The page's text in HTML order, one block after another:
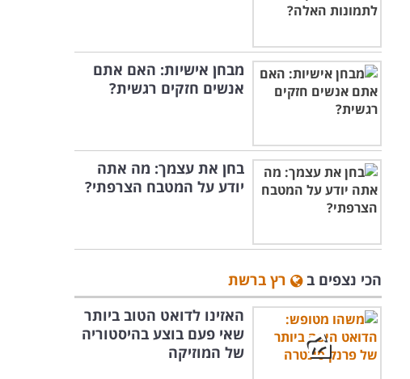
מבחן אישיות: האם אתם
אנשים חזקים רגשית?
בחן את עצמך: מה אתה
יודע על המטבח הצרפתי?
הכי נצפים ב
רץ ברשת
האזינו לדואט הטוב ביותר
שאי פעם בוצע בהיסטוריה
של המוזיקה